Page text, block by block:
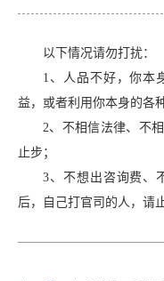
以下情况请勿打扰：
1、人品不好，你本
益，或者利用你本身的各
2、不相信法律、不
止步；
3、不想出咨询费、
后，自己打官司的人，请